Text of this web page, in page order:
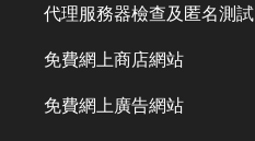
代理服務器檢查及匿名測試
免費網上商店網站
免費網上廣告網站